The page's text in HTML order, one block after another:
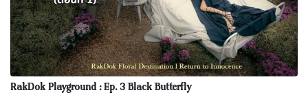
RakDok Playground : Ep. 3 Black Butterfly